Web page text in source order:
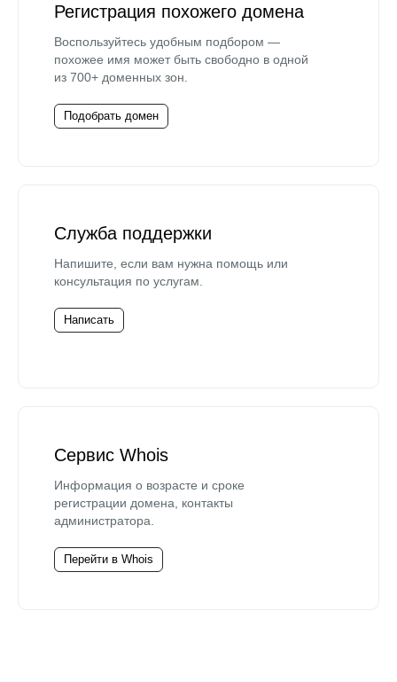
Регистрация похожего домена
Воспользуйтесь удобным подбором —
похожее имя может быть свободно в одной
из 700+ доменных зон.
Подобрать домен
Служба поддержки
Напишите, если вам нужна помощь или
консультация по услугам.
Написать
Сервис Whois
Информация о возрасте и сроке
регистрации домена, контакты
администратора.
Перейти в Whois